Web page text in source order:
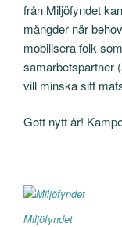
från Miljöfyndet
mängder när
mobilisera folk
samarbetspartner
vill minska sitt
Gott nytt år!
Miljöfyndet